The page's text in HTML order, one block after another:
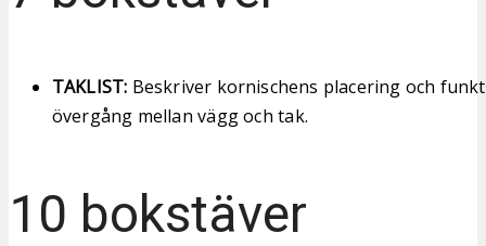
TAKLIST: Beskriver kornischens placering och
övergång mellan vägg och tak.
10 bokstäver